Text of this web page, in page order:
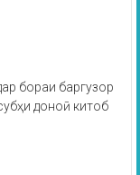
бораи баргузор
доноӣ китоб